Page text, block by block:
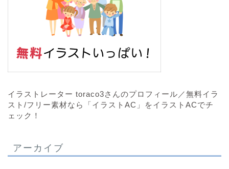
イラストレーター toraco3さんのプロフィール／無料イラ
スト/フリー素材なら「イラストAC」をイラストACでチ
ェック！
アーカイブ